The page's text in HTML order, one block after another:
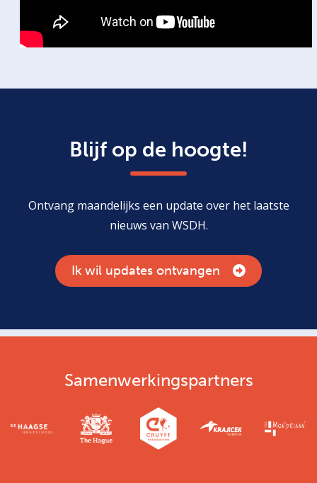
Blijf op de hoogte!
Ontvang maandelijks een update over het laatste
nieuws van WSDH.
Ik wil updates ontvangen
Samenwerkingspartners